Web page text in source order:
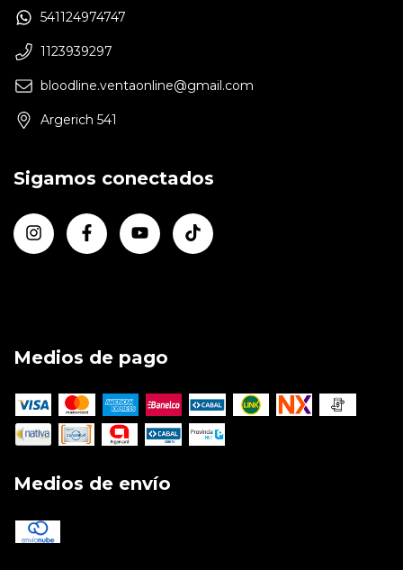
541124974747
1123939297
bloodline.ventaonline@gmail.com
Argerich 541
Sigamos conectados
Medios de pago
Medios de envío